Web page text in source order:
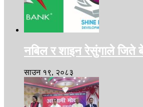
नबिल र शाइन रेसुंगाले जिते
साउन १९, २०८३